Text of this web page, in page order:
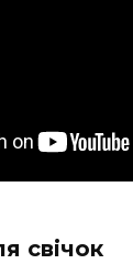
свічок